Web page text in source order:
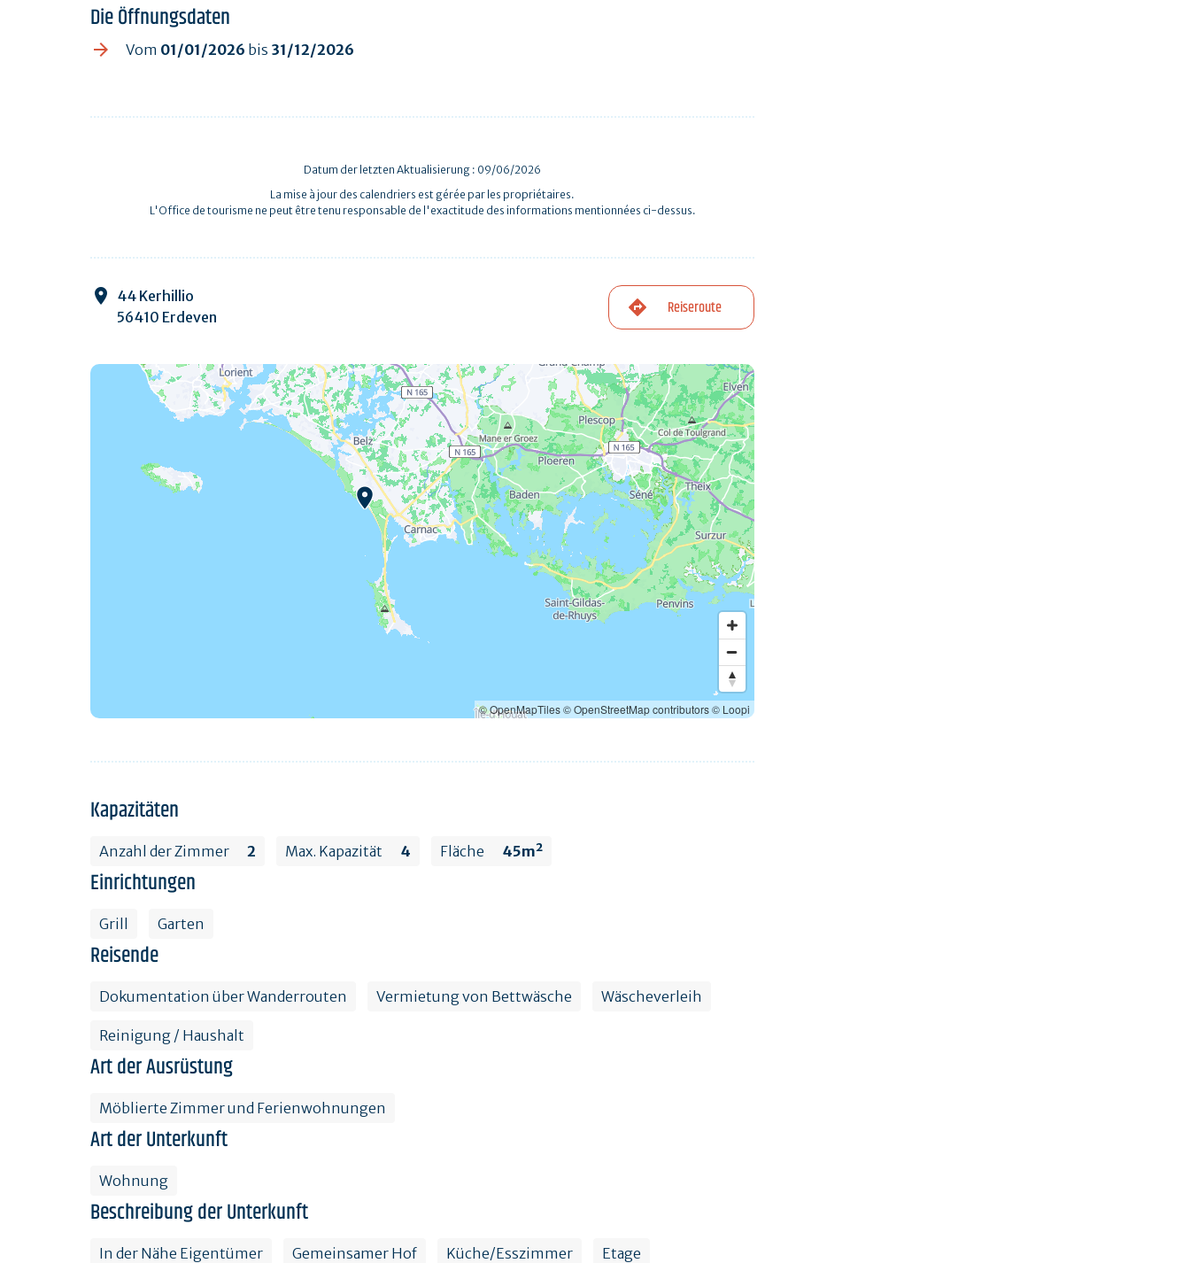
Die Öffnungsdaten
Vom 01/01/2026 bis 31/12/2026
Datum der letzten Aktualisierung : 09/06/2026
La mise à jour des calendriers est gérée par les propriétaires.
L'Office de tourisme ne peut être tenu responsable de l'exactitude des informations mentionnées ci-dessus.
44 Kerhillio
56410 Erdeven
Reiseroute
© OpenMapTiles© OpenStreetMap contributors© Loopi
Kapazitäten
Anzahl der Zimmer 2 Max. Kapazität 4 Fläche 45m²
Einrichtungen
Grill Garten
Reisende
Dokumentation über Wanderrouten Vermietung von Bettwäsche Wäscheverleih
Reinigung / Haushalt
Art der Ausrüstung
Möblierte Zimmer und Ferienwohnungen
Art der Unterkunft
Wohnung
Beschreibung der Unterkunft
In der Nähe Eigentümer Gemeinsamer Hof Küche/Esszimmer Etage